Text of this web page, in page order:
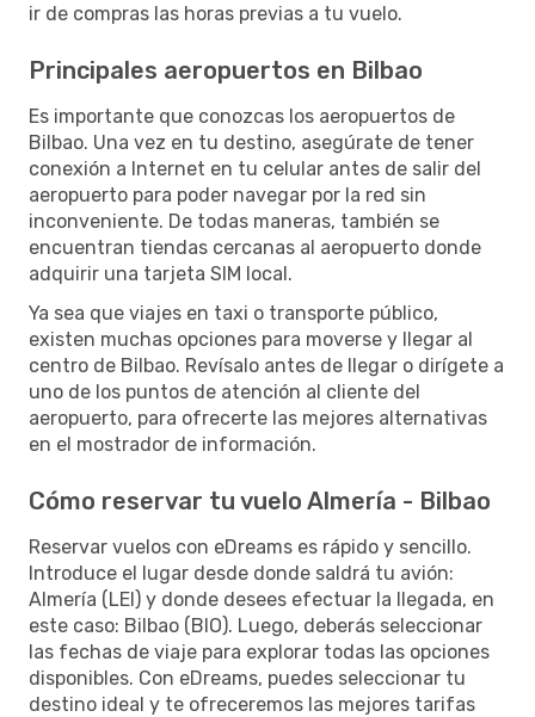
ir de compras las horas previas a tu vuelo.
Principales aeropuertos en Bilbao
Es importante que conozcas los aeropuertos de
Bilbao. Una vez en tu destino, asegúrate de tener
conexión a Internet en tu celular antes de salir del
aeropuerto para poder navegar por la red sin
inconveniente. De todas maneras, también se
encuentran tiendas cercanas al aeropuerto donde
adquirir una tarjeta SIM local.
Ya sea que viajes en taxi o transporte público,
existen muchas opciones para moverse y llegar al
centro de Bilbao. Revísalo antes de llegar o dirígete a
uno de los puntos de atención al cliente del
aeropuerto, para ofrecerte las mejores alternativas
en el mostrador de información.
Cómo reservar tu vuelo Almería - Bilbao
Reservar vuelos con eDreams es rápido y sencillo.
Introduce el lugar desde donde saldrá tu avión:
Almería (LEI) y donde desees efectuar la llegada, en
este caso: Bilbao (BIO). Luego, deberás seleccionar
las fechas de viaje para explorar todas las opciones
disponibles. Con eDreams, puedes seleccionar tu
destino ideal y te ofreceremos las mejores tarifas